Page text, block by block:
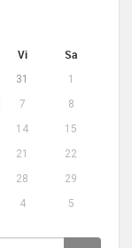
Vi Sa
31
1
7
8
14
15
21
22
28
29
4 5